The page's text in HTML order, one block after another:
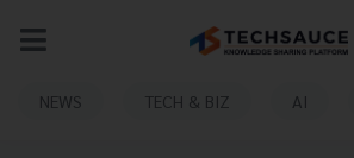
NEWS TECH & BIZ AI